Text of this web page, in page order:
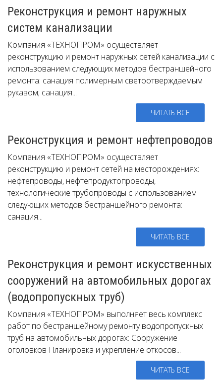
Реконструкция и ремонт наружных
систем канализации
Компания «ТЕХНОПРОМ» осуществляет
реконструкцию и ремонт наружных сетей канализации с
использованием следующих методов бестраншейного
ремонта: санация полимерным светоотверждаемым
рукавом; санация...
ЧИТАТЬ ВСЕ
Реконструкция и ремонт нефтепроводов
Компания «ТЕХНОПРОМ» осуществляет
реконструкцию и ремонт сетей на месторождениях:
нефтепроводы, нефтепродуктопроводы,
технологические трубопроводы с использованием
следующих методов бестраншейного ремонта:
санация...
ЧИТАТЬ ВСЕ
Реконструкция и ремонт искусственных
сооружений на автомобильных дорогах
(водопропускных труб)
Компания «ТЕХНОПРОМ» выполняет весь комплекс
работ по бестраншейному ремонту водопропускных
труб на автомобильных дорогах: Сооружение
оголовков Планировка и укрепление откосов...
ЧИТАТЬ ВСЕ